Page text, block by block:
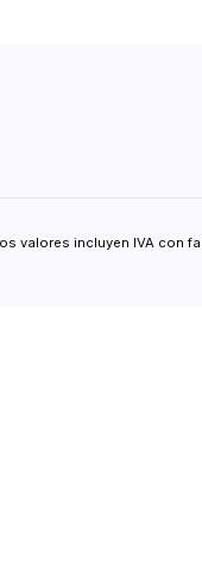
valores incluyen IVA con